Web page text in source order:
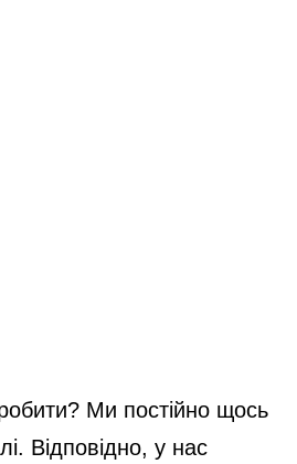
Ми постійно щось
Відповідно, у нас